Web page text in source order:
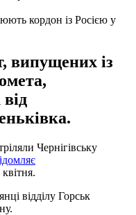
кордон із Росією у
випущених із
Чернігівську
відділу Горськ